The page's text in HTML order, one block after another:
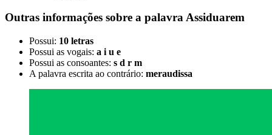
Outras informações sobre a palavra Assiduarem
Possui: 10 letras
Possui as vogais: a i u e
Possui as consoantes: s d r m
A palavra escrita ao contrário: meraudissa